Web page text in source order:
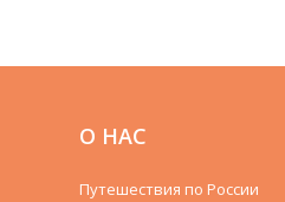
О НАС
Путешествия по России